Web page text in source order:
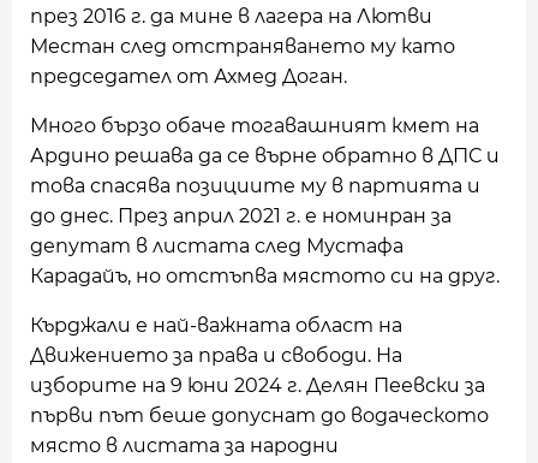
през 2016 г. да мине в лагера на Лютви
Местан след отстраняването му като
председател от Ахмед Доган.
Много бързо обаче тогавашният кмет на
Ардино решава да се върне обратно в ДПС и
това спасява позициите му в партията и
до днес. През април 2021 г. е номинран за
депутат в листата след Мустафа
Карадайъ, но отстъпва мястото си на друг.
Кърджали е най-важната област на
Движението за права и свободи. На
изборите на 9 юни 2024 г. Делян Пеевски за
първи път беше допуснат до водаческото
място в листата за народни